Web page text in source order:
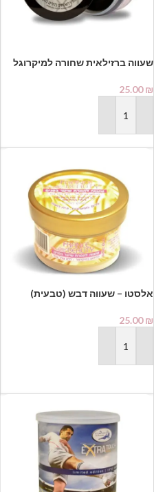
שעווה ברזילאית שחורה למיקרוגל
ביוטי | France Beauty⁩⁩⁩⁩
25.00₪
הוספה לסל
ביוטי | France Beauty⁩⁩⁩
25.00₪
הוספה לסל